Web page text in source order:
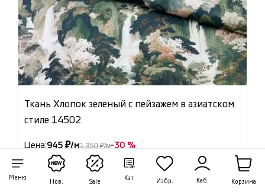
Меню
Нов. Sale
Кат. Избр. Каб. Корзина
Ткань Хлопок зеленый с пейзажем в азиатском
стиле 14502
Цена:945 ₽/м1 350 ₽/м-30 %
Артикул: 14502
В наличии 48.65 м